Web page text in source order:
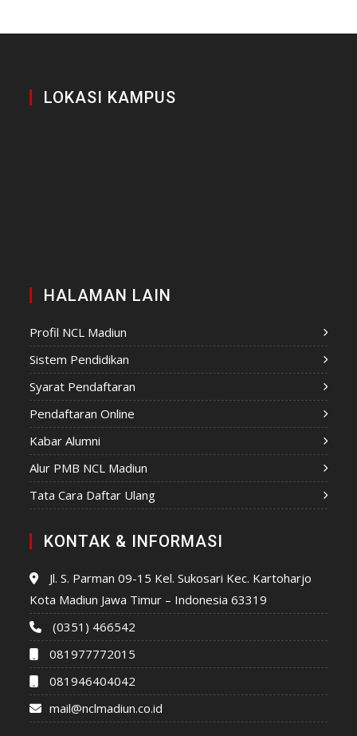
LOKASI KAMPUS
HALAMAN LAIN
Profil NCL Madiun
Sistem Pendidikan
Syarat Pendaftaran
Pendaftaran Online
Kabar Alumni
Alur PMB NCL Madiun
Tata Cara Daftar Ulang
KONTAK & INFORMASI
Jl. S. Parman 09-15 Kel. Sukosari Kec. Kartoharjo
Kota Madiun Jawa Timur – Indonesia 63319
(0351) 466542
081977772015
081946404042
mail@nclmadiun.co.id